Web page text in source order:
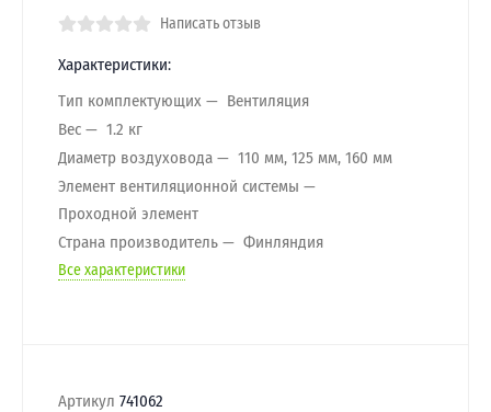
Написать отзыв
Характеристики:
Тип комплектующих
Вентиляция
Вес
1.2 кг
Диаметр воздуховода
110 мм, 125 мм, 160 мм
Элемент вентиляционной системы
Проходной элемент
Страна производитель
Финляндия
Все характеристики
Артикул 741062